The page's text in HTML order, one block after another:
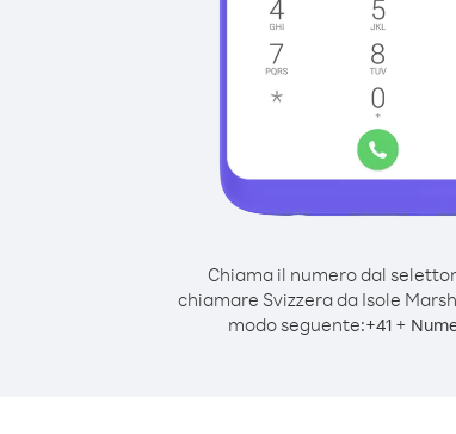
Chiama il numero dal
chiamare Svizzera da Isole
modo seguente:+41+